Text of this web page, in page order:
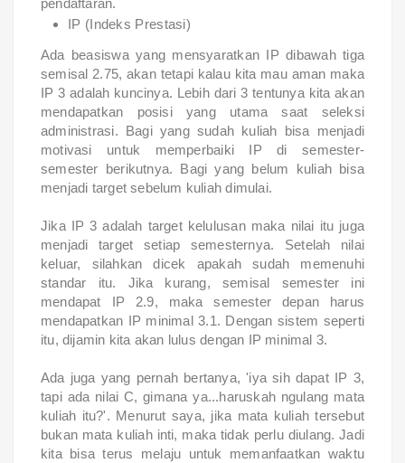
pendaftaran.
IP (Indeks Prestasi)
Ada beasiswa yang mensyaratkan IP dibawah tiga
semisal 2.75, akan tetapi kalau kita mau aman maka
IP 3 adalah kuncinya. Lebih dari 3 tentunya kita akan
mendapatkan posisi yang utama saat seleksi
administrasi. Bagi yang sudah kuliah bisa menjadi
motivasi untuk memperbaiki IP di semester-
semester berikutnya. Bagi yang belum kuliah bisa
menjadi target sebelum kuliah dimulai.
Jika IP 3 adalah target kelulusan maka nilai itu juga
menjadi target setiap semesternya. Setelah nilai
keluar, silahkan dicek apakah sudah memenuhi
standar itu. Jika kurang, semisal semester ini
mendapat IP 2.9, maka semester depan harus
mendapatkan IP minimal 3.1. Dengan sistem seperti
itu, dijamin kita akan lulus dengan IP minimal 3.
Ada juga yang pernah bertanya, 'iya sih dapat IP 3,
tapi ada nilai C, gimana ya...haruskah ngulang mata
kuliah itu?'. Menurut saya, jika mata kuliah tersebut
bukan mata kuliah inti, maka tidak perlu diulang. Jadi
kita bisa terus melaju untuk memanfaatkan waktu